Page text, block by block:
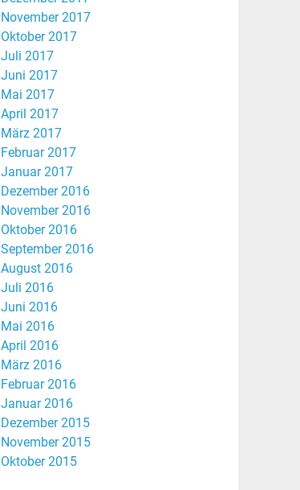
November 2017
Oktober 2017
Juli 2017
Juni 2017
Mai 2017
April 2017
März 2017
Februar 2017
Januar 2017
Dezember 2016
November 2016
Oktober 2016
September 2016
August 2016
Juli 2016
Juni 2016
Mai 2016
April 2016
März 2016
Februar 2016
Januar 2016
Dezember 2015
November 2015
Oktober 2015